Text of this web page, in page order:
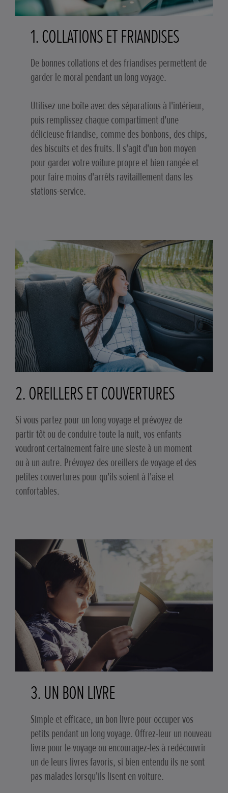
1. COLLATIONS ET FRIANDISES
De bonnes collations et des friandises permettent de
garder le moral pendant un long voyage.
Utilisez une boîte avec des séparations à l'intérieur,
puis remplissez chaque compartiment d'une
délicieuse friandise, comme des bonbons, des chips,
des biscuits et des fruits. Il s'agit d'un bon moyen
pour garder votre voiture propre et bien rangée et
pour faire moins d'arrêts ravitaillement dans les
stations-service.
2. OREILLERS ET COUVERTURES
Si vous partez pour un long voyage et prévoyez de
partir tôt ou de conduire toute la nuit, vos enfants
voudront certainement faire une sieste à un moment
ou à un autre. Prévoyez des oreillers de voyage et des
petites couvertures pour qu'ils soient à l'aise et
confortables.
3. UN BON LIVRE
Simple et efficace, un bon livre pour occuper vos
petits pendant un long voyage. Offrez-leur un nouveau
livre pour le voyage ou encouragez-les à redécouvrir
un de leurs livres favoris, si bien entendu ils ne sont
pas malades lorsqu'ils lisent en voiture.